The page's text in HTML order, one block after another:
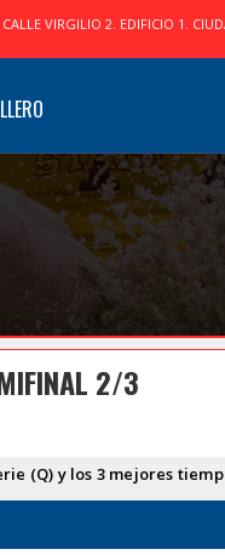
CALLE VIRGILIO 2. EDIFICIO 1.
2/3
(Q) y los 3 mejores